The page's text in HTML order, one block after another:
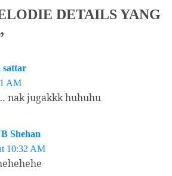
DETAILS YANG
sattar
AM
nak jugakkk huhuhu
Shehan
10:32 AM